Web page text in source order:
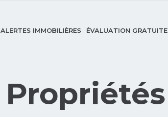
ALERTES IMMOBILIÈRES ÉVALUATION GRATUITE
Propriétés